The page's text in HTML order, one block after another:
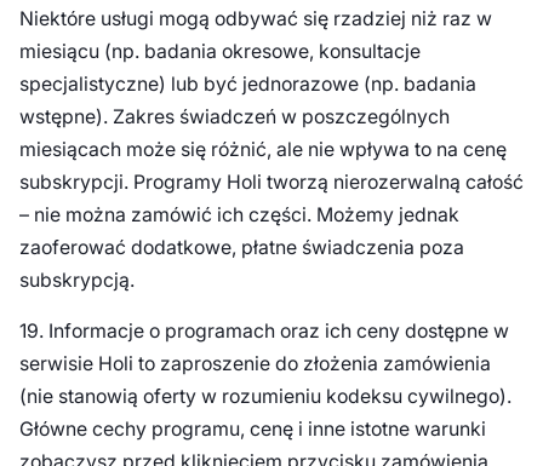
Niektóre usługi mogą odbywać się rzadziej niż raz w
miesiącu (np. badania okresowe, konsultacje
specjalistyczne) lub być jednorazowe (np. badania
wstępne). Zakres świadczeń w poszczególnych
miesiącach może się różnić, ale nie wpływa to na cenę
subskrypcji. Programy Holi tworzą nierozerwalną całość
– nie można zamówić ich części. Możemy jednak
zaoferować dodatkowe, płatne świadczenia poza
subskrypcją.
19. Informacje o programach oraz ich ceny dostępne w
serwisie Holi to zaproszenie do złożenia zamówienia
(nie stanowią oferty w rozumieniu kodeksu cywilnego).
Główne cechy programu, cenę i inne istotne warunki